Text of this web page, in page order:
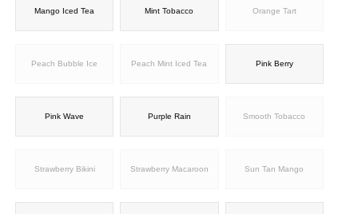
Mango Iced Tea Mint Tobacco Orange Tart
Peach Bubble Ice Peach Mint Iced Tea Pink Berry
Pink Wave Purple Rain Smooth Tobacco
Strawberry Bikini Strawberry Macaroon Sun Tan Mango